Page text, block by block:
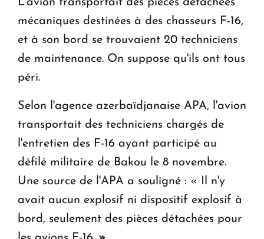
L'avion transportait des pièces détachées
mécaniques destinées à des chasseurs F-16,
et à son bord se trouvaient 20 techniciens
de maintenance. On suppose qu'ils ont tous
péri.
Selon l'agence azerbaïdjanaise APA, l'avion
transportait des techniciens chargés de
l'entretien des F-16 ayant participé au
défilé militaire de Bakou le 8 novembre.
Une source de l'APA a souligné : « Il n'y
avait aucun explosif ni dispositif explosif à
bord, seulement des pièces détachées pour